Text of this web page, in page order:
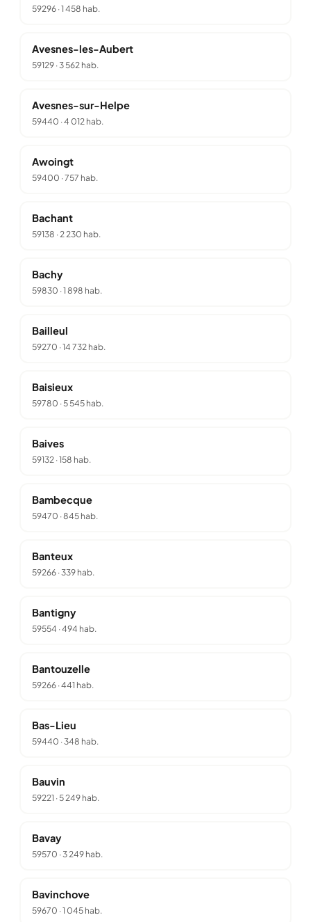
59296·1 458 hab.
Avesnes-les-Aubert
59129·3 562 hab.
Avesnes-sur-Helpe
59440 ·4 012 hab.
Awoingt
59400 ·757 hab.
Bachant
59138 ·2 230 hab.
Bachy
59830 ·1 898 hab.
Bailleul
59270 ·14 732 hab.
Baisieux
59780 ·5 545 hab.
Baives
59132·158 hab.
Bambecque
59470 ·845 hab.
Banteux
59266·339 hab.
Bantigny
59554 ·494 hab.
Bantouzelle
59266·441 hab.
Bas-Lieu
59440 ·348 hab.
Bauvin
59221 ·5 249 hab.
Bavay
59570 ·3 249 hab.
Bavinchove
59670 ·1 045 hab.